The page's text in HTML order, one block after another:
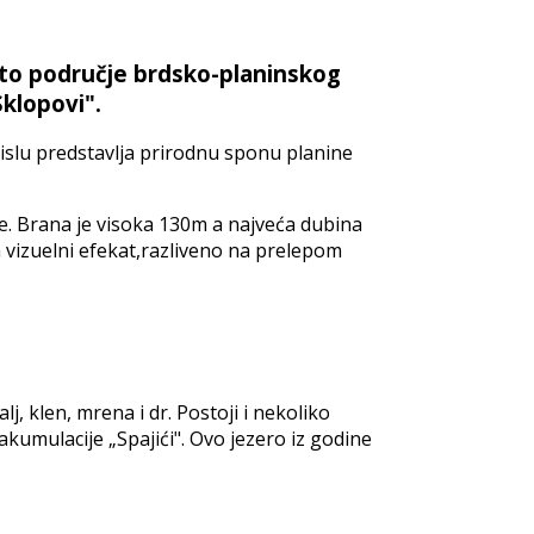
područje brdsko-planinskog
predstavlja prirodnu sponu planine
Brana je visoka 130m a najveća dubina
vizuelni efekat,razliveno na prelepom
klen, mrena i dr. Postoji i nekoliko
„Spajići". Ovo jezero iz godine